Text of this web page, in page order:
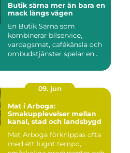
Butik särna mer än bara en
mack längs vägen
En Butik Särna som
kombinerar bilservice,
vardagsmat, cafékänsla och
ombudstjänster spelar en
09. jun
Mat i Arboga:
Smakupplevelser mellan
kanal, stad och landsbygd
Mat Arboga förknippas ofta
med ett lugnt tempo,